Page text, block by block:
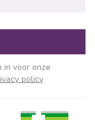
in voor onze
policy.